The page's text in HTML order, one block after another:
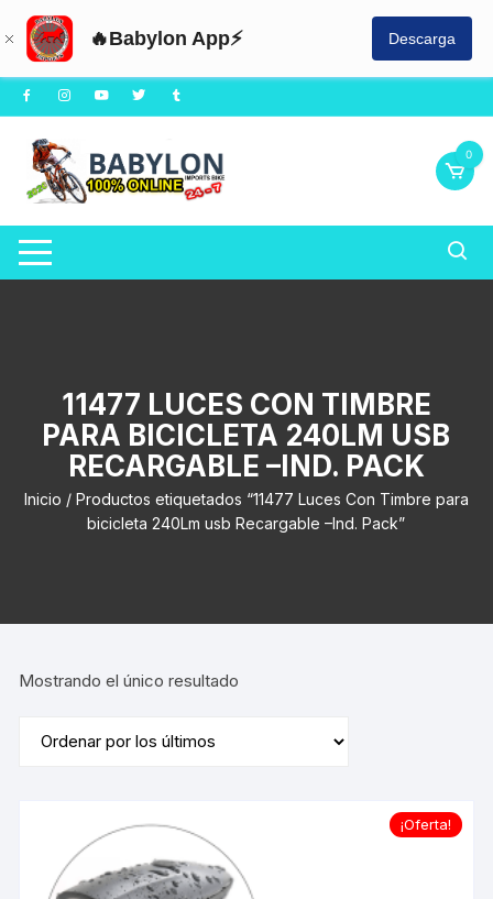
🔥Babylon App⚡ Descarga
Saltar
al
contenido
0
11477 LUCES CON TIMBRE
PARA BICICLETA 240LM USB
RECARGABLE –IND. PACK
Inicio / Productos etiquetados “11477 Luces Con Timbre para
bicicleta 240Lm usb Recargable –Ind. Pack”
Mostrando el único resultado
¡Oferta!